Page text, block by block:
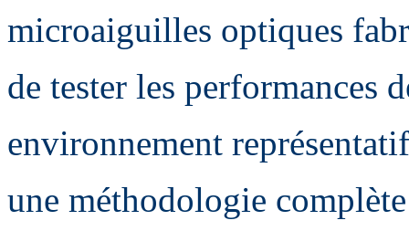
microaiguilles optiques
de tester les performances
environnement
une méthodologie